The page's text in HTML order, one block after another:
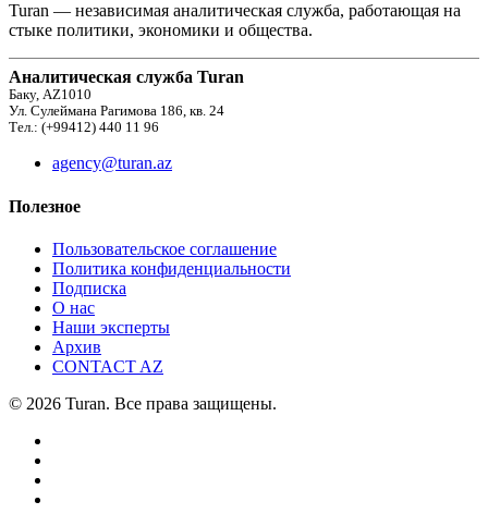
Turan — независимая аналитическая служба, работающая на
стыке политики, экономики и общества.
Аналитическая служба Turan
Баку, AZ1010
Ул. Сулеймана Рагимова 186, кв. 24
Тел.: (+99412) 440 11 96
agency@turan.az
Полезное
Пользовательское соглашение
Политика конфиденциальности
Подписка
О нас
Наши эксперты
Архив
CONTACT AZ
© 2026 Turan. Все права защищены.